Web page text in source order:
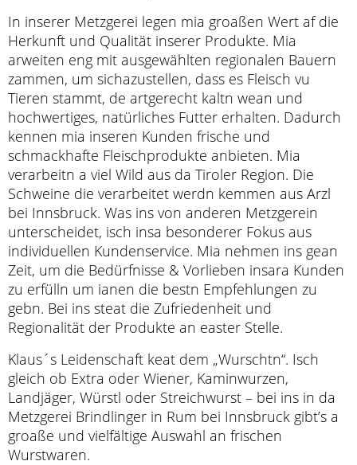
In inserer Metzgerei legen mia groaßen Wert af die
Herkunft und Qualität inserer Produkte. Mia
arweiten eng mit ausgewählten regionalen Bauern
zammen, um sichazustellen, dass es Fleisch vu
Tieren stammt, de artgerecht kaltn wean und
hochwertiges, natürliches Futter erhalten. Dadurch
kennen mia inseren Kunden frische und
schmackhafte Fleischprodukte anbieten. Mia
verarbeitn a viel Wild aus da Tiroler Region. Die
Schweine die verarbeitet werdn kemmen aus Arzl
bei Innsbruck. Was ins von anderen Metzgerein
unterscheidet, isch insa besonderer Fokus aus
individuellen Kundenservice. Mia nehmen ins gean
Zeit, um die Bedürfnisse & Vorlieben insara Kunden
zu erfülln um ianen die bestn Empfehlungen zu
gebn. Bei ins steat die Zufriedenheit und
Regionalität der Produkte an easter Stelle.
Klaus´s Leidenschaft keat dem „Wurschtn“. Isch
gleich ob Extra oder Wiener, Kaminwurzen,
Landjäger, Würstl oder Streichwurst – bei ins in da
Metzgerei Brindlinger in Rum bei Innsbruck gibt’s a
groaße und vielfältige Auswahl an frischen
Wurstwaren.